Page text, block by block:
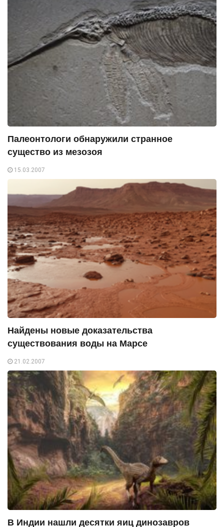
Палеонтологи обнаружили странное
существо из мезозоя
15.03.2007
Найдены новые доказательства
существования воды на Марсе
21.02.2007
В Индии нашли десятки яиц динозавров